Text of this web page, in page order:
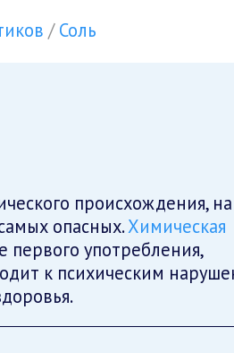
Соль
происхождения, на
опасных.Химическая
первого употребления,
к психическим